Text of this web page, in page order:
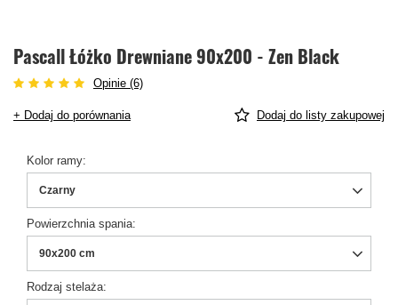
Pascall Łóżko Drewniane 90x200 - Zen Black
Opinie (6)
+ Dodaj do porównania Dodaj do listy zakupowej
Kolor ramy
Czarny
Powierzchnia spania
90x200 cm
Rodzaj stelaża